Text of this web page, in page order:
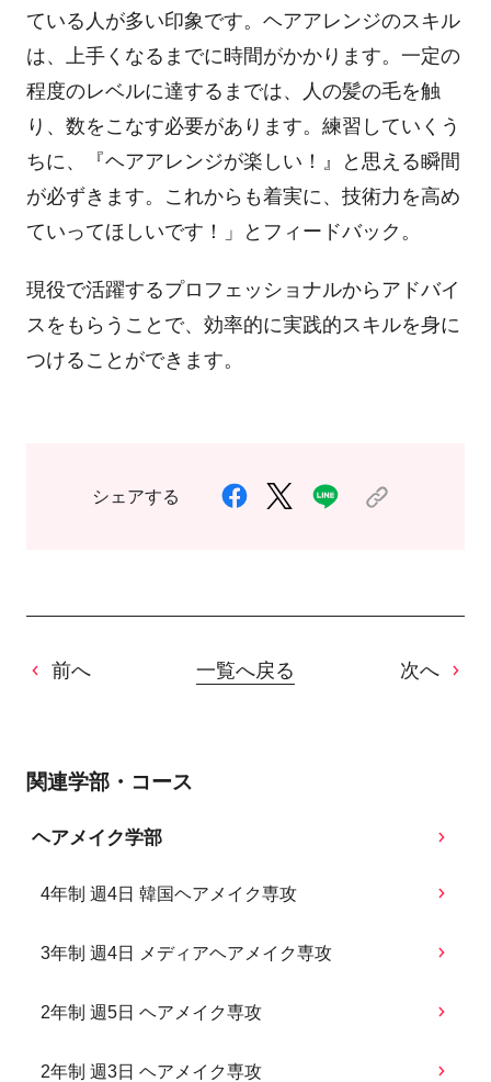
ている人が多い印象です。ヘアアレンジのスキル
は、上手くなるまでに時間がかかります。一定の
程度のレベルに達するまでは、人の髪の毛を触
り、数をこなす必要があります。練習していくう
ちに、『ヘアアレンジが楽しい！』と思える瞬間
が必ずきます。これからも着実に、技術力を高め
ていってほしいです！」とフィードバック。
現役で活躍するプロフェッショナルからアドバイ
スをもらうことで、効率的に実践的スキルを身に
つけることができます。
シェアする
前へ 一覧へ戻る 次へ
関連学部・コース
ヘアメイク学部
4年制 週4日 韓国ヘアメイク専攻
3年制 週4日 メディアヘアメイク専攻
2年制 週5日 ヘアメイク専攻
2年制 週3日 ヘアメイク専攻